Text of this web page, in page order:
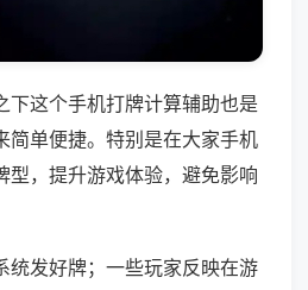
下这个手机打牌计算辅助也是
简单便捷。特别是在大家手机
型，提升游戏体验，避免影响
统发好牌；一些玩家反映在游